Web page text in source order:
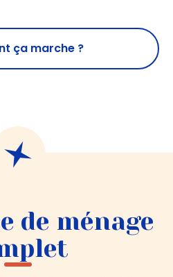
ça marche ?
de ménage